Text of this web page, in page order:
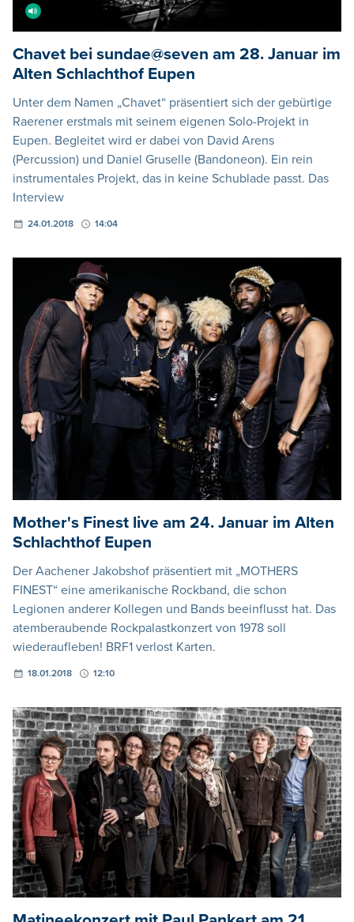
Chavet bei sundae@seven am 28. Januar im
Alten Schlachthof Eupen
Unter dem Namen „Chavet“ präsentiert sich der gebürtige
Raerener erstmals mit seinem eigenen Solo-Projekt in
Eupen. Begleitet wird er dabei von David Arens
(Percussion) und Daniel Gruselle (Bandoneon). Ein rein
instrumentales Projekt, das in keine Schublade passt. Das
Interview
24.01.2018 14:04
Mother's Finest live am 24. Januar im Alten
Schlachthof Eupen
Der Aachener Jakobshof präsentiert mit „MOTHERS
FINEST“ eine amerikanische Rockband, die schon
Legionen anderer Kollegen und Bands beeinflusst hat. Das
atemberaubende Rockpalastkonzert von 1978 soll
wiederaufleben! BRF1 verlost Karten.
18.01.2018 12:10